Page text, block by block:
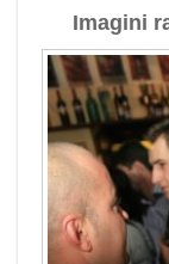
Imagini